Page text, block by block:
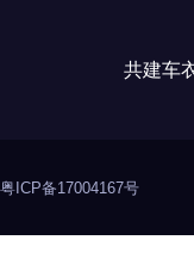
共建车
粤ICP备17004167号